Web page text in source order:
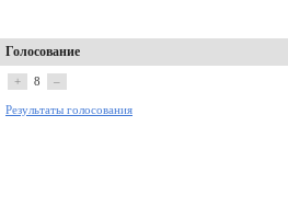
Голосование
+ 8 –
Результаты голосования